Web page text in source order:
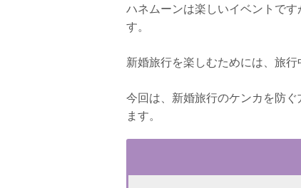
ハネムーンは楽しいイベントで
す。
新婚旅行を楽しむためには、旅行
今回は、新婚旅行のケンカを防
ます。